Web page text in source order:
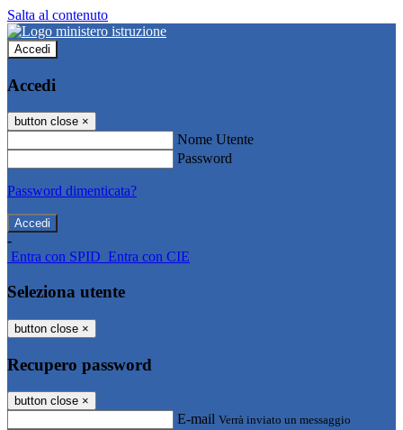
Salta al contenuto
Accedi
Accedi
button close ×
Nome Utente
Password
Password dimenticata?
-
Entra con SPID Entra con CIE
Seleziona utente
button close ×
Recupero password
button close ×
E-mail Verrà inviato un messaggio